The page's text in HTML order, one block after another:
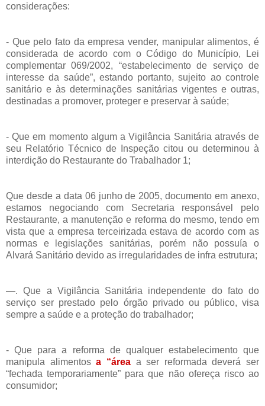
considerações:
- Que pelo fato da empresa vender, manipular alimentos, é
considerada de acordo com o Código do Município, Lei
complementar 069/2002, “estabelecimento de serviço de
interesse da saúde”, estando portanto, sujeito ao controle
sanitário e às determinações sanitárias vigentes e outras,
destinadas a promover, proteger e preservar à saúde;
- Que em momento algum a Vigilância Sanitária através de
seu Relatório Técnico de Inspeção citou ou determinou à
interdição do Restaurante do Trabalhador 1;
Que desde a data 06 junho de 2005, documento em anexo,
estamos negociando com Secretaria responsável pelo
Restaurante, a manutenção e reforma do mesmo, tendo em
vista que a empresa terceirizada estava de acordo com as
normas e legislações sanitárias, porém não possuía o
Alvará Sanitário devido as irregularidades de infra estrutura;
—. Que a Vigilância Sanitária independente do fato do
serviço ser prestado pelo órgão privado ou público, visa
sempre a saúde e a proteção do trabalhador;
- Que para a reforma de qualquer estabelecimento que
manipula alimentosa “áreaa ser reformada deverá ser
“fechada temporariamente” para que não ofereça risco ao
consumidor;